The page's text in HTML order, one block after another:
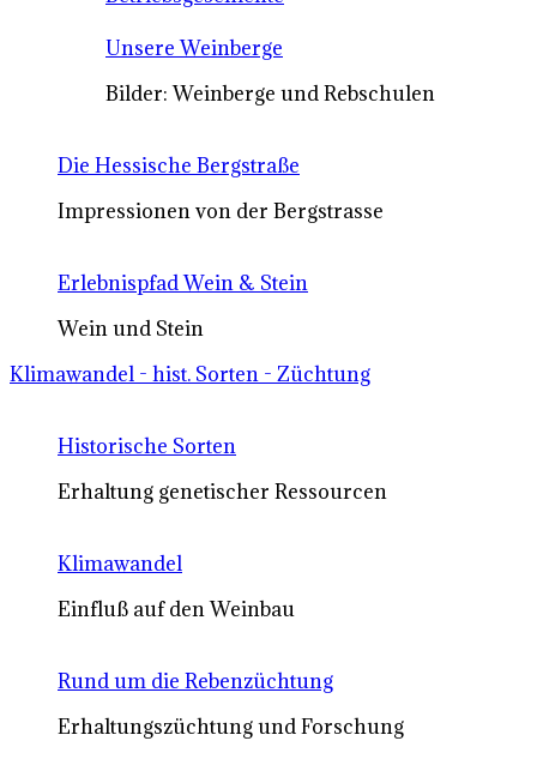
Unsere Weinberge
Bilder: Weinberge und Rebschulen
Die Hessische Bergstraße
Impressionen von der Bergstrasse
Erlebnispfad Wein & Stein
Wein und Stein
Klimawandel - hist. Sorten - Züchtung
Historische Sorten
Erhaltung genetischer Ressourcen
Klimawandel
Einfluß auf den Weinbau
Rund um die Rebenzüchtung
Erhaltungszüchtung und Forschung